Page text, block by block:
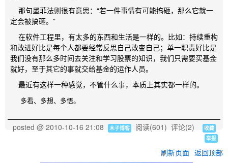
那句墨菲法则很有意思：“若一件事情有可能搞砸，那么它就一
定会被搞砸。”
在软件工程里，有太多的东西和生活是一样的。比如：持续重构
和改进好比是每个人都要经常反思自己改变自己；单一职责好比是
我们没有那么多时间去关注和学习股票的知识，我们只需要买基金
就好，至于其它的事就交给基金的运作人员。
最近有这样一种感觉，不管什么事，本质上其实都一样的。
多看、多想、多悟。
posted @ 2010-10-16 21:08 木子博客 阅读(601) 评论(2)
收藏
举报
刷新页面 返回顶部